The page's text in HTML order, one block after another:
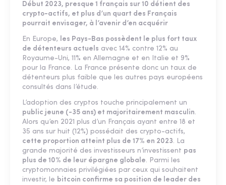
Début 2023, presque 1 français sur 10 détient des
crypto-actifs, et plus d’un quart des Français
pourrait envisager, à l’avenir d’en acquérir
En Europe, les Pays-Bas possèdent le plus fort taux
de détenteurs actuels avec 14% contre 12% au
Royaume-Uni, 11% en Allemagne et en Italie et 9%
pour la France. La France présente donc un taux de
détenteurs plus faible que les autres pays européens
consultés dans l’étude.
L’adoption des cryptos touche principalement un
public jeune (-35 ans) et majoritairement masculin.
Alors qu’en 2021 plus d’un Français ayant entre 18 et
35 ans sur huit (12%) possédait des crypto-actifs,
cette proportion atteint plus de 17% en 2023. La
grande majorité des investisseurs n’investissent pas
plus de 10% de leur épargne globale. Parmi les
cryptomonnaies privilégiées par ceux qui souhaitent
investir, le bitcoin confirme sa position de leader des